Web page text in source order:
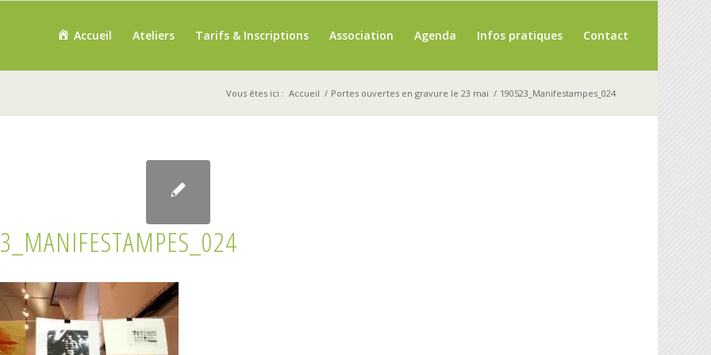
Accueil Ateliers Tarifs & Inscriptions Association Agenda Infos pratiques Contact
Vous êtes ici : Accueil / Portes ouvertes en gravure le 23 mai / 190523_Manifestampes_024